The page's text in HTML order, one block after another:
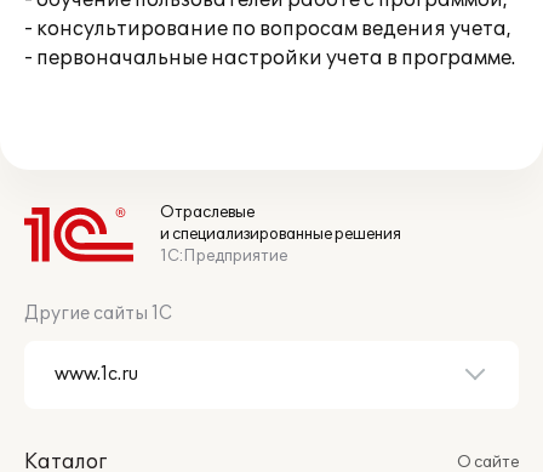
- консультирование по вопросам ведения учета,
- первоначальные настройки учета в программе.
Отраслевые
и специализированные решения
1С:Предприятие
Другие сайты 1С
Каталог
О сайте